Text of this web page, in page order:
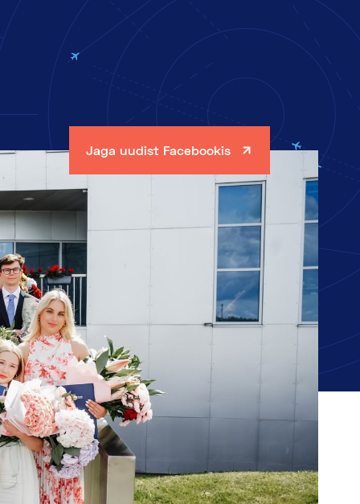
Jaga uudist Facebookis